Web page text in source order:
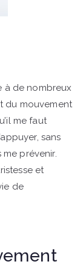
à de nombreux
du mouvement
me faut
sans
prévenir.
et
de